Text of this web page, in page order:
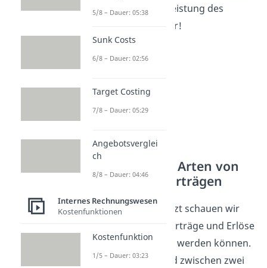
stellt aber keine Leistung des
Unternehmens dar!
Verschiedene Arten von
Erlösen und Erträgen
So weit, so gut. Jetzt schauen wir
uns noch an, wie Erträge und Erlöse
genauer unterteilt werden können.
Grundsätzlich wird zwischen zwei
5/8 – Dauer: 05:38
Sunk Costs
6/8 – Dauer: 02:56
Target Costing
7/8 – Dauer: 05:29
Angebotsverglei
ch
8/8 – Dauer: 04:46
Internes Rechnungswesen
Kostenfunktionen
Kostenfunktion
1/5 – Dauer: 03:23